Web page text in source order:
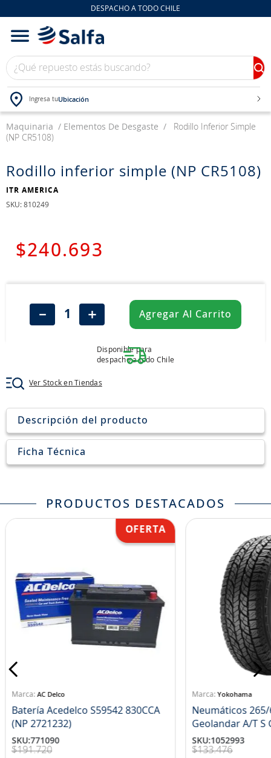
DESPACHO A TODO CHILE
¿Qué repuesto estás buscando?
Ingresa tuUbicación
Maquinaria Elementos De Desgaste
Rodillo Inferior Simple
(NP CR5108)
Rodillo inferior simple (NP CR5108)
ITR AMERICA
: 810249
$240.693
＋
－ Agregar Al Carrito
Disponible para
despacho a todo Chile
Ver Stock en Tiendas
Descripción del producto
Ficha Técnica
PRODUCTOS DESTACADOS
AC Delco
Batería Acedelco S59542 830CCA
(NP 2721232)
SKU:771090
$191.720
Yokohama
Neumáticos 265/
SKU:1052993
$133.476
TÉRMINOS MÁS BUSCADOS
2.
neumáticos
3.
westlake
4 .
yokohama
6.
215
aceite